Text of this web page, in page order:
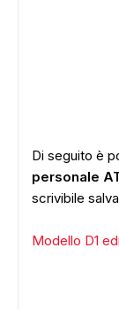
Di seguito è
personale
scrivibile
Modello D1